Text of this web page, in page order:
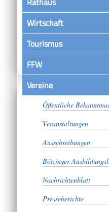
Wirtschaft
Tourismus
FFW
VereineSatzungen
Öffentliche
Veranstaltungen
Ausschreibungen
Bötzinger
Nachrichtenblatt
Presseberichte